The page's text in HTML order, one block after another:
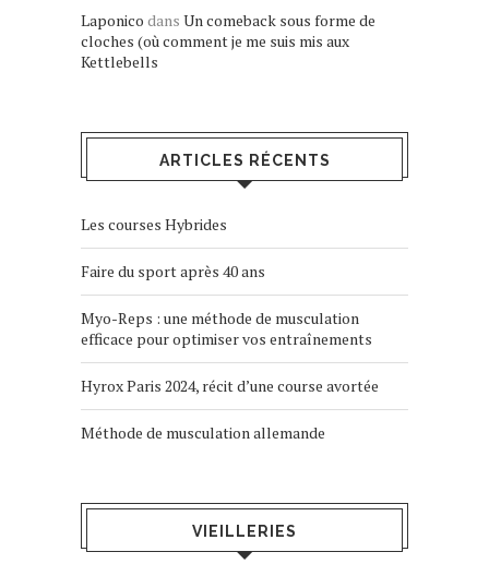
Laponico dans Un comeback sous forme de
cloches (où comment je me suis mis aux
Kettlebells
ARTICLES RÉCENTS
Les courses Hybrides
Faire du sport après 40 ans
Myo-Reps : une méthode de musculation
efficace pour optimiser vos entraînements
Hyrox Paris 2024, récit d’une course avortée
Méthode de musculation allemande
VIEILLERIES